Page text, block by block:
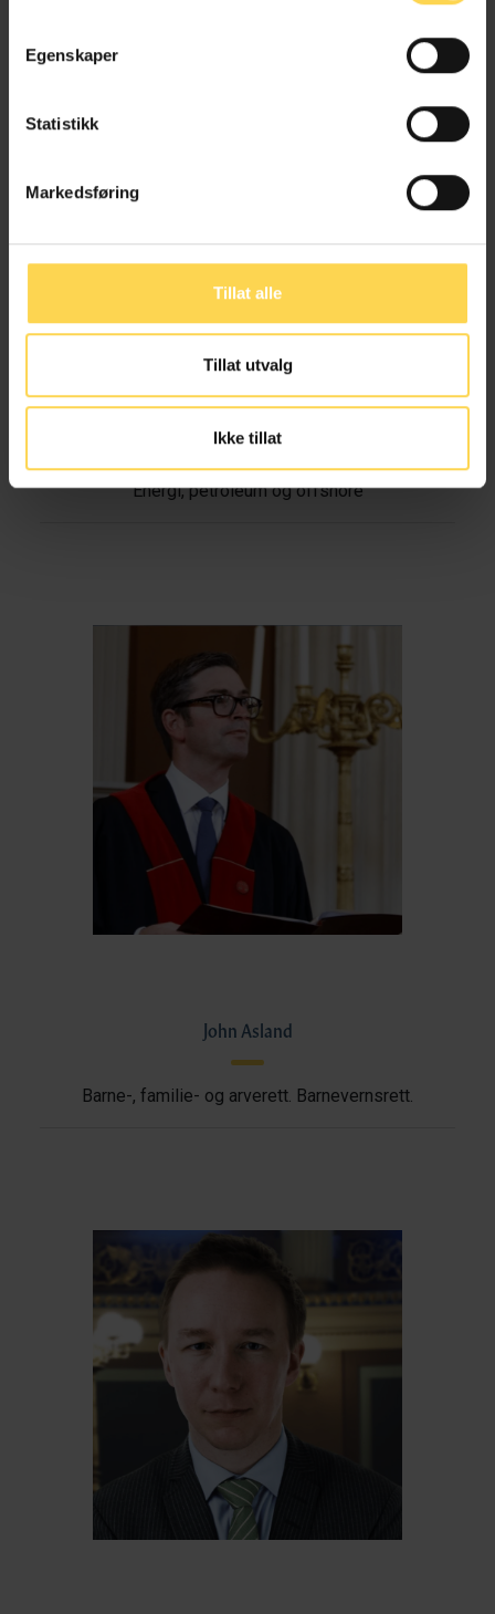
Egenskaper
Statistikk
Markedsføring
Tillat alle
Tillat utvalg
Ikke tillat
Energi, petroleum og offshore
John Asland
Barne-, familie- og arverett. Barnevernsrett.